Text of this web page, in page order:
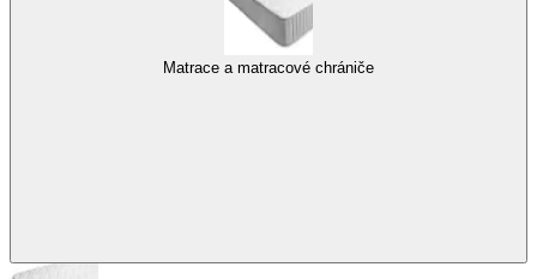
Matrace a matracové chrániče